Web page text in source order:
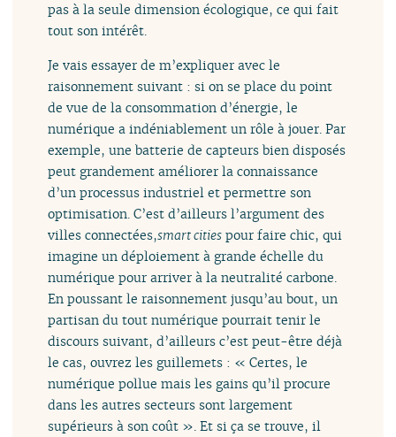
pas à la seule dimension écologique, ce qui fait
tout son intérêt.
Je vais essayer de m’expliquer avec le
raisonnement suivant : si on se place du point
de vue de la consommation d’énergie, le
numérique a indéniablement un rôle à jouer. Par
exemple, une batterie de capteurs bien disposés
peut grandement améliorer la connaissance
d’un processus industriel et permettre son
optimisation. C’est d’ailleurs l’argument des
villes connectées,smart cities pour faire chic, qui
imagine un déploiement à grande échelle du
numérique pour arriver à la neutralité carbone.
En poussant le raisonnement jusqu’au bout, un
partisan du tout numérique pourrait tenir le
discours suivant, d’ailleurs c’est peut-être déjà
le cas, ouvrez les guillemets : « Certes, le
numérique pollue mais les gains qu’il procure
dans les autres secteurs sont largement
supérieurs à son coût ». Et si ça se trouve, il